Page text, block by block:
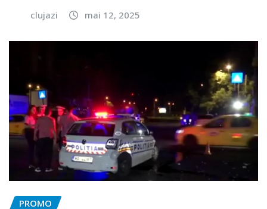
clujazi mai 12, 2025
PROMO